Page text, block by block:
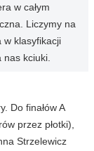
w całym
Liczymy na
w klasyfikacji
kciuki.
Do finałów A
przez płotki),
Strzelewicz